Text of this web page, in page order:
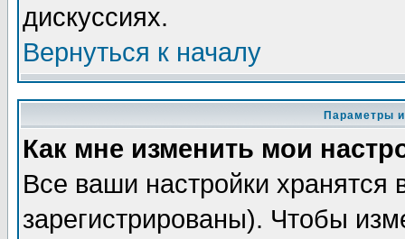
дискуссиях.
Вернуться к началу
Параметры
Как мне изменить мои
Все ваши настройки
зарегистрированы). Чтобы